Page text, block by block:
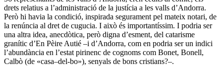
drets relatius a l’administració de la justícia a les valls d’Andorra.
Però hi havia la condició, inspirada segurament pel mateix notari, de
la renúncia al dret de cugucia. I això és importantíssim. I podria ser
una altra idea, anecdòtica, però digna d’esment, del catarisme
granític d’En Pèire Autié –i d’Andorra, com en podria ser un indici
l’abundància en l’estat pirinenc de cognoms com Bonet, Bonell,
Calbò (de «casa–del-bo»), senyals de bons cristians?–.